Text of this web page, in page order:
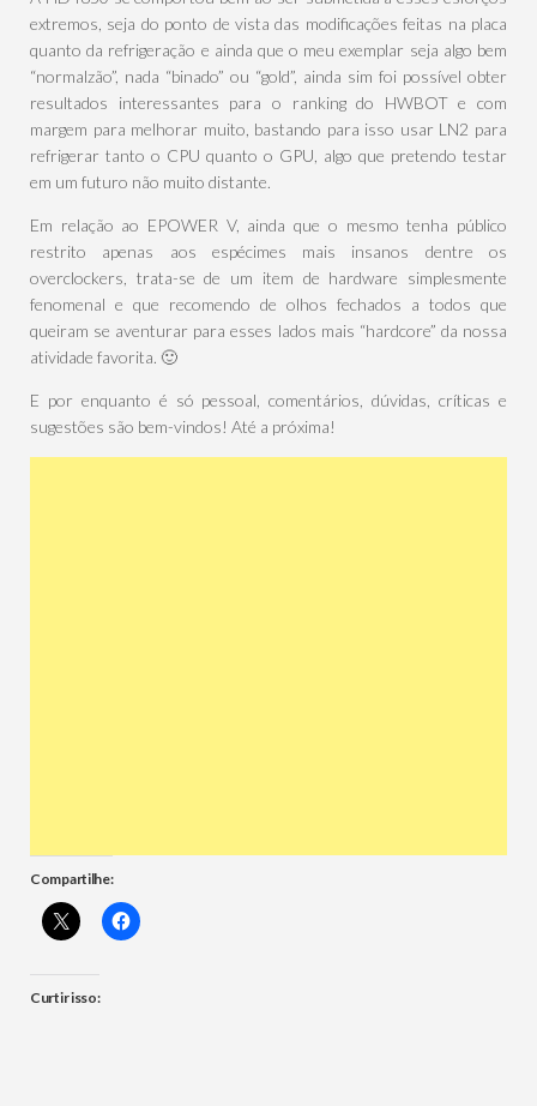
extremos, seja do ponto de vista das modificações feitas na placa
quanto da refrigeração e ainda que o meu exemplar seja algo bem
“normalzão”, nada “binado” ou “gold”, ainda sim foi possível obter
resultados interessantes para o ranking do HWBOT e com
margem para melhorar muito, bastando para isso usar LN2 para
refrigerar tanto o CPU quanto o GPU, algo que pretendo testar
em um futuro não muito distante.
Em relação ao EPOWER V, ainda que o mesmo tenha público
restrito apenas aos espécimes mais insanos dentre os
overclockers, trata-se de um item de hardware simplesmente
fenomenal e que recomendo de olhos fechados a todos que
queiram se aventurar para esses lados mais “hardcore” da nossa
atividade favorita. 🙂
E por enquanto é só pessoal, comentários, dúvidas, críticas e
sugestões são bem-vindos! Até a próxima!
Compartilhe:
Curtir isso: